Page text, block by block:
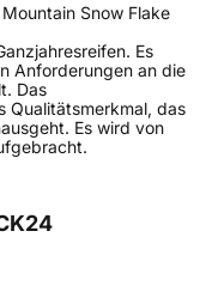
Snow Flake
Es
Anforderungen an die
Das
Qualitätsmerkmal, das
Es wird von